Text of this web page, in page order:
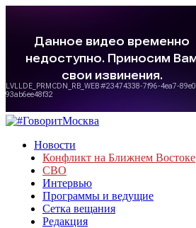
Новости
Конфликт на Ближнем Востоке
СВО
Интервью
Программы и ведущие
Сетка вещания
Редакция